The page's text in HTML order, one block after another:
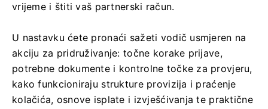
vrijeme i štiti vaš partnerski račun.
U nastavku ćete pronaći sažeti vodič usmjeren na
akciju za pridruživanje: točne korake prijave,
potrebne dokumente i kontrolne točke za provjeru,
kako funkcioniraju strukture provizija i praćenje
kolačića, osnove isplate i izvješćivanja te praktične